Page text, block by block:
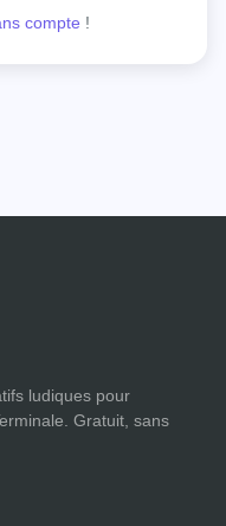
compte !
ludiques pour
Gratuit, sans